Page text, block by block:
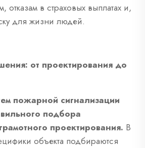
отказам в страховых выплатах и,
для жизни людей.
от проектирования до
пожарной сигнализации
подбора
проектирования. В
объекта подбираются